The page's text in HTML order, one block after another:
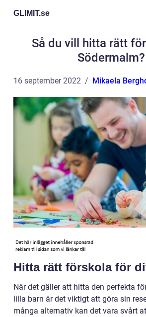
GLIMIT.se
Så du vill hitta rätt
Södermalm?
16 september 2022 Mikaela
Hitta rätt förskola för
När det gäller att hitta den perfekta
lilla barn är det viktigt att göra sin
många alternativ kan det vara svårt